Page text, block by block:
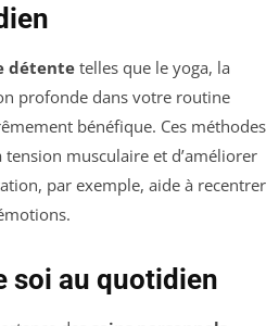
détente telles que le yoga, la
profonde dans votre routine
bénéfique. Ces méthodes
musculaire et d’améliorer
par exemple, aide à recentrer
soi au quotidien